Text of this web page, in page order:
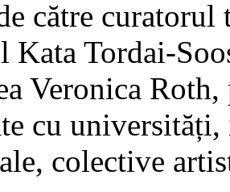
către
Kata Tordai-
Veronica
cu
colective